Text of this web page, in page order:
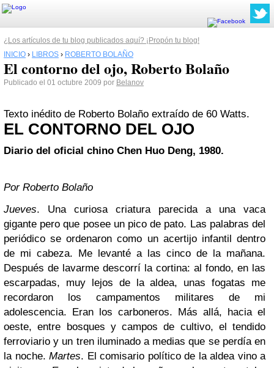
¿Los artículos de tu blog publicados aquí? ¡Propón tu blog!
INICIO › LIBROS › ROBERTO BOLAÑO
El contorno del ojo, Roberto Bolaño
Publicado el 01 octubre 2009 por Belanov
Texto inédito de Roberto Bolaño extraído de 60 Watts.
EL CONTORNO DEL OJO
Diario del oficial chino Chen Huo Deng, 1980.
Por Roberto Bolaño
Jueves. Una curiosa criatura parecida a una vaca
gigante pero que posee un pico de pato. Las palabras del
periódico se ordenaron como un acertijo infantil dentro
de mi cabeza. Me levanté a las cinco de la mañana.
Después de lavarme descorrí la cortina: al fondo, en las
escarpadas, muy lejos de la aldea, unas fogatas me
recordaron los campamentos militares de mi
adolescencia. Eran los carboneros. Más allá, hacia el
oeste, entre bosques y campos de cultivo, el tendido
ferroviario y un tren iluminado a medias que se perdía en
la noche. Martes. El comisario político de la aldea vino a